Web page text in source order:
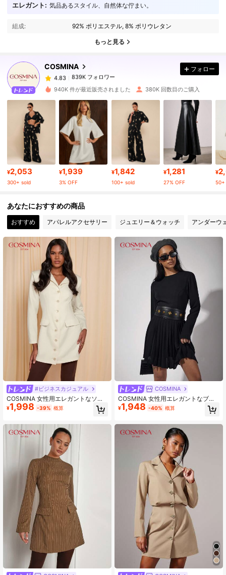
エレガント: 気品あるスタイル、自然体な佇まい。
組成: 92% ポリエステル, 8% ポリウレタン
もっと見る
COSMINA
839K フォロワー
4.83
839K フォロワー
839K フォロワー
4.83 839K フォロワー
4.83 839K フォロワー
4.83 839K フォロワー
4.83 839K フォロワー
4.83 839K フォロワー
フォロー
940K 件が最近販売されました 380K 回数目のご購入
¥2,053
300+ sold
¥1,939
3% OFF
¥1,842
100+ sold
¥1,281
27% OFF
¥
50+
あなたにおすすめの商品
おすすめ アパレルアクセサリー ジュエリー＆ウォッチ アンダーウ
#ビジネスカジュアル
COSMINA 女性用エレガントなソリ
ッドカラーのフロントボタンミニド
レス
¥1,998 -39% 概算
COSMINA
COSMINA 女性用エレガントなブラ
ック長袖ミニドレス、春夏シーズン
¥1,948 -40% 概算